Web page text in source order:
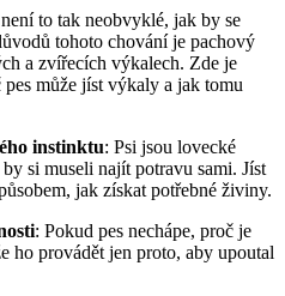
to tak neobvyklé, jak by se
tohoto chování je pachový
a zvířecích výkalech. Zde je
může jíst výkaly a jak tomu
instinktu: Psi jsou lovecké
si museli najít potravu sami. Jíst
jak získat potřebné živiny.
: Pokud pes nechápe, proč je
ho provádět jen proto, aby upoutal